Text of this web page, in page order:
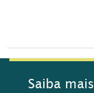
Saiba mais